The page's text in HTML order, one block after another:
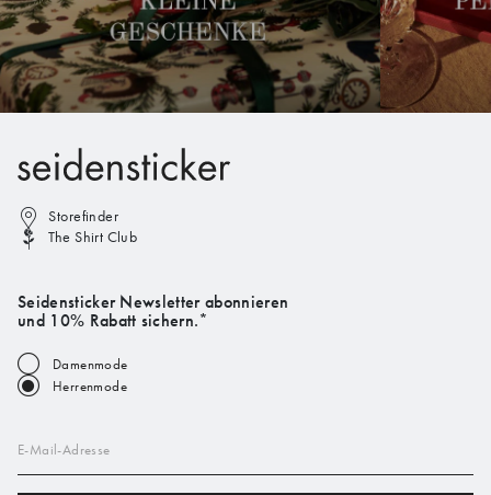
Storefinder
The Shirt Club
Seidensticker Newsletter abonnieren
und 10% Rabatt sichern.*
Damenmode
Herrenmode
E-Mail-Adresse